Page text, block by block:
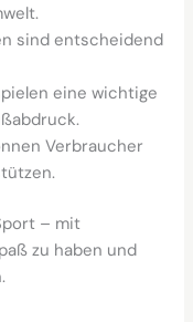
sind entscheidend
eine wichtige
Verbraucher
– mit
zu haben und